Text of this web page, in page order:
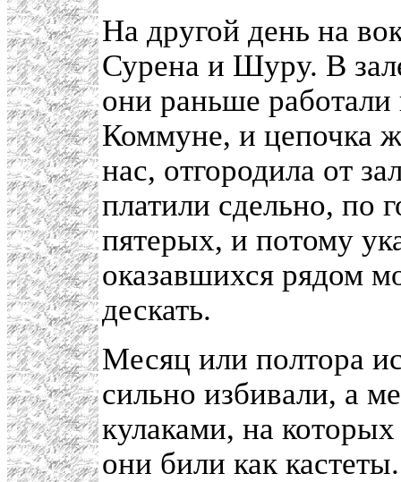
На другой день на
Сурена и Шуру. В
они раньше
Коммуне, и цепочка
нас, отгородила от
платили сдельно, по
пятерых, и потому
оказавшихся рядом
дескать.
Месяц или полтора
сильно избивали, а
кулаками, на
они били как кастеты.